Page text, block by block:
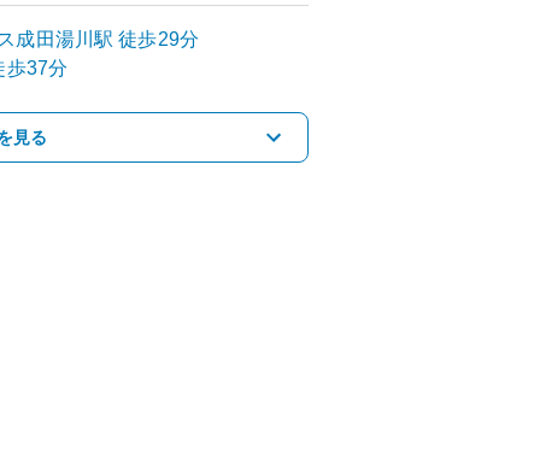
成田湯川 駅 徒歩29分
37分
見る